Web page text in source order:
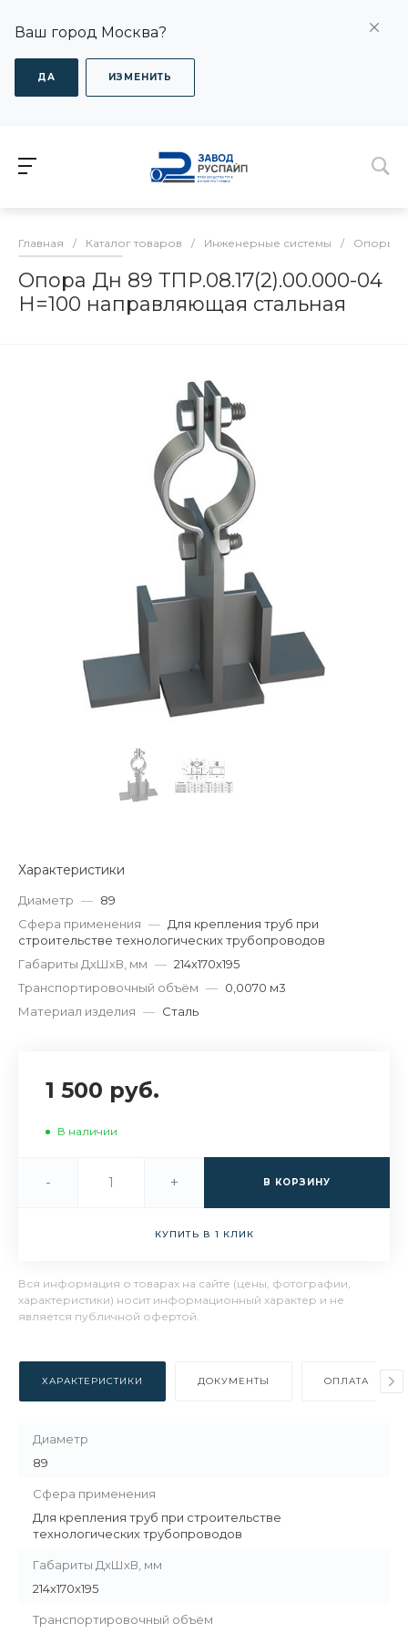
Ваш город Москва?
ДА ИЗМЕНИТЬ
Главная / Каталог товаров / Инженерные системы / Опоры
Опора Дн 89 ТПР.08.17(2).00.000-04
H=100 направляющая стальная
Характеристики
Диаметр — 89
Сфера применения — Для крепления труб при
строительстве технологических трубопроводов
Габариты ДхШхВ, мм — 214х170х195
Транспортировочный объём — 0,0070 м3
Материал изделия — Сталь
1 500 руб.
В наличии
- + В КОРЗИНУ
КУПИТЬ В 1 КЛИК
Вся информация о товарах на сайте (цены, фотографии,
характеристики) носит информационный характер и не
является публичной офертой.
ХАРАКТЕРИСТИКИ ДОКУМЕНТЫ ОПЛАТА
Диаметр
89
Сфера применения
Для крепления труб при строительстве
технологических трубопроводов
Габариты ДхШхВ, мм
214х170х195
Транспортировочный объём